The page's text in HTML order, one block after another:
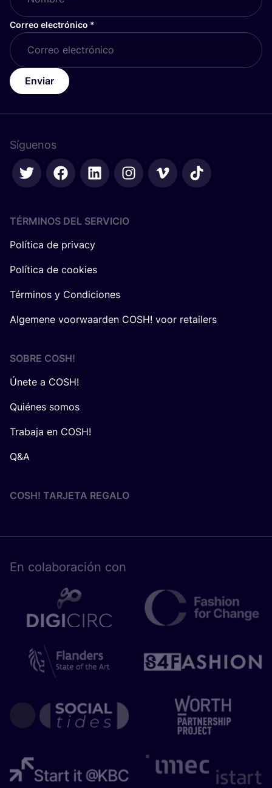
Correo electrónico *
Enviar
Síguenos
TÉRMINOS DEL SERVICIO
Política de privacy
Política de cookies
Términos y Condiciones
Algemene voorwaarden COSH! voor retailers
SOBRE COSH!
Únete a COSH!
Quiénes somos
Trabaja en COSH!
Q&A
COSH! TARJETA REGALO
En cola­bo­ra­ción con